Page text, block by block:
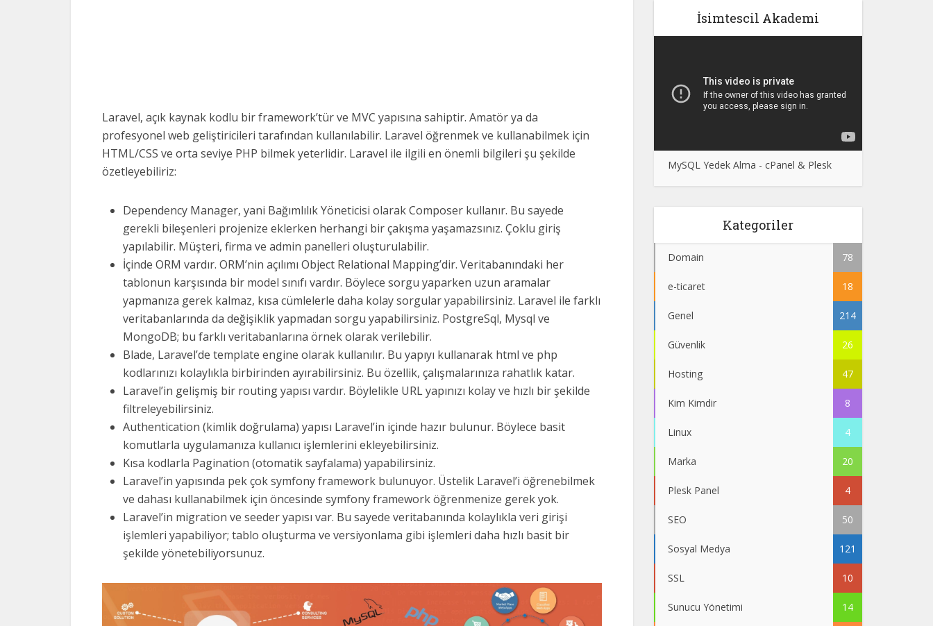
Laravel, açık kaynak kodlu bir framework’tür ve MVC yapısına sahiptir. Amatör ya da
profesyonel web geliştiricileri tarafından kullanılabilir. Laravel öğrenmek ve kullanabilmek için
HTML/CSS ve orta seviye PHP bilmek yeterlidir. Laravel ile ilgili en önemli bilgileri şu şekilde
özetleyebiliriz:
Dependency Manager, yani Bağımlılık Yöneticisi olarak Composer kullanır. Bu sayede
gerekli bileşenleri projenize eklerken herhangi bir çakışma yaşamazsınız. Çoklu giriş
yapılabilir. Müşteri, firma ve admin panelleri oluşturulabilir.
İçinde ORM vardır. ORM’nin açılımı Object Relational Mapping’dir. Veritabanındaki her
tablonun karşısında bir model sınıfı vardır. Böylece sorgu yaparken uzun aramalar
yapmanıza gerek kalmaz, kısa cümlelerle daha kolay sorgular yapabilirsiniz. Laravel ile farklı
veritabanlarında da değişiklik yapmadan sorgu yapabilirsiniz. PostgreSql, Mysql ve
MongoDB; bu farklı veritabanlarına örnek olarak verilebilir.
Blade, Laravel’de template engine olarak kullanılır. Bu yapıyı kullanarak html ve php
kodlarınızı kolaylıkla birbirinden ayırabilirsiniz. Bu özellik, çalışmalarınıza rahatlık katar.
Laravel’in gelişmiş bir routing yapısı vardır. Böylelikle URL yapınızı kolay ve hızlı bir şekilde
filtreleyebilirsiniz.
Authentication (kimlik doğrulama) yapısı Laravel’in içinde hazır bulunur. Böylece basit
komutlarla uygulamanıza kullanıcı işlemlerini ekleyebilirsiniz.
Kısa kodlarla Pagination (otomatik sayfalama) yapabilirsiniz.
Laravel’in yapısında pek çok symfony framework bulunuyor. Üstelik Laravel’i öğrenebilmek
ve dahası kullanabilmek için öncesinde symfony framework öğrenmenize gerek yok.
Laravel’in migration ve seeder yapısı var. Bu sayede veritabanında kolaylıkla veri girişi
işlemleri yapabiliyor; tablo oluşturma ve versiyonlama gibi işlemleri daha hızlı basit bir
şekilde yönetebiliyorsunuz.
İsimtescil Akademi
MySQL Yedek Alma - cPanel & Plesk
Kategoriler
Domain 78
e-ticaret 18
Genel 214
Güvenlik 26
Hosting 47
Kim Kimdir 8
Linux 4
Marka 20
Plesk Panel 4
SEO 50
Sosyal Medya 121
SSL 10
Sunucu Yönetimi 14